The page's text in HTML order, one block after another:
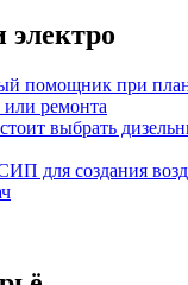
помощник при
или ремонта
выбрать
для создания